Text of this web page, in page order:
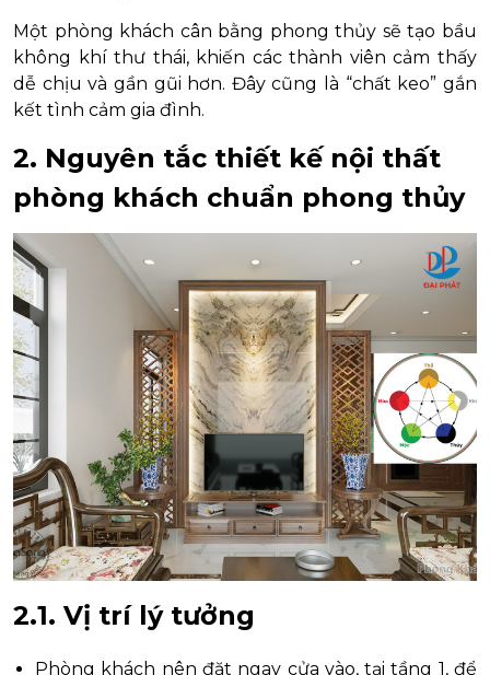
Một phòng khách cân bằng phong thủy sẽ tạo bầu
không khí thư thái, khiến các thành viên cảm thấy
dễ chịu và gần gũi hơn. Đây cũng là “chất keo” gắn
kết tình cảm gia đình.
2. Nguyên tắc thiết kế nội thất
phòng khách chuẩn phong thủy
2.1. Vị trí lý tưởng
Phòng khách nên đặt ngay cửa vào, tại tầng 1, để